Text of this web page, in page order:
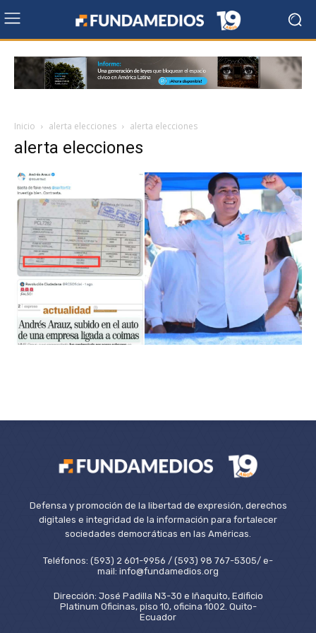
Inicio alerta elecciones alerta elecciones
alerta elecciones
Defensa y promoción de la libertad de expresión, derechos
digitales e integridad de la información para fortalecer
sociedades democráticas en las Américas.
Teléfonos: (593) 2 601-9956 / (593) 98 767-5305/ e-
mail: info@fundamedios.org
Dirección: José Padilla N3-30 e Iñaquito, Edificio
Platinum Oficinas, piso 10, oficina 1002. Quito-
Ecuador